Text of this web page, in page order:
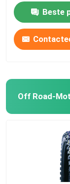
16 J607
Beste
Off Road-